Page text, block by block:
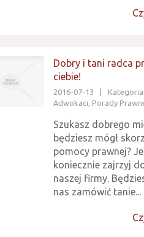
Dobry i tani radca
ciebie!
2016-07-13
Adwokaci, Porady
Szukasz dobrego
będziesz mógł
pomocy prawnej?
koniecznie zajrzyj
naszej firmy.
nas zamówić tanie...